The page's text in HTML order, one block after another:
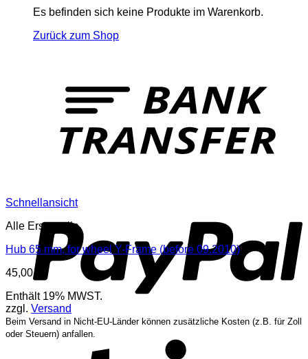
Es befinden sich keine Produkte im Warenkorb.
Zurück zum Shop
Schnellansicht
Alle Ersatzteile
Hub 65 mm, for wheel Y-Frame (before 09.2010)
45,00
Enthält 19% MWST.
zzgl. Versand
Beim Versand in Nicht-EU-Länder können zusätzliche Kosten (z.B. für Zoll
oder Steuern) anfallen.